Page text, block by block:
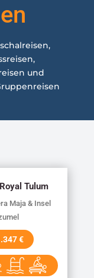
und
Tulum
Maja & Insel
€